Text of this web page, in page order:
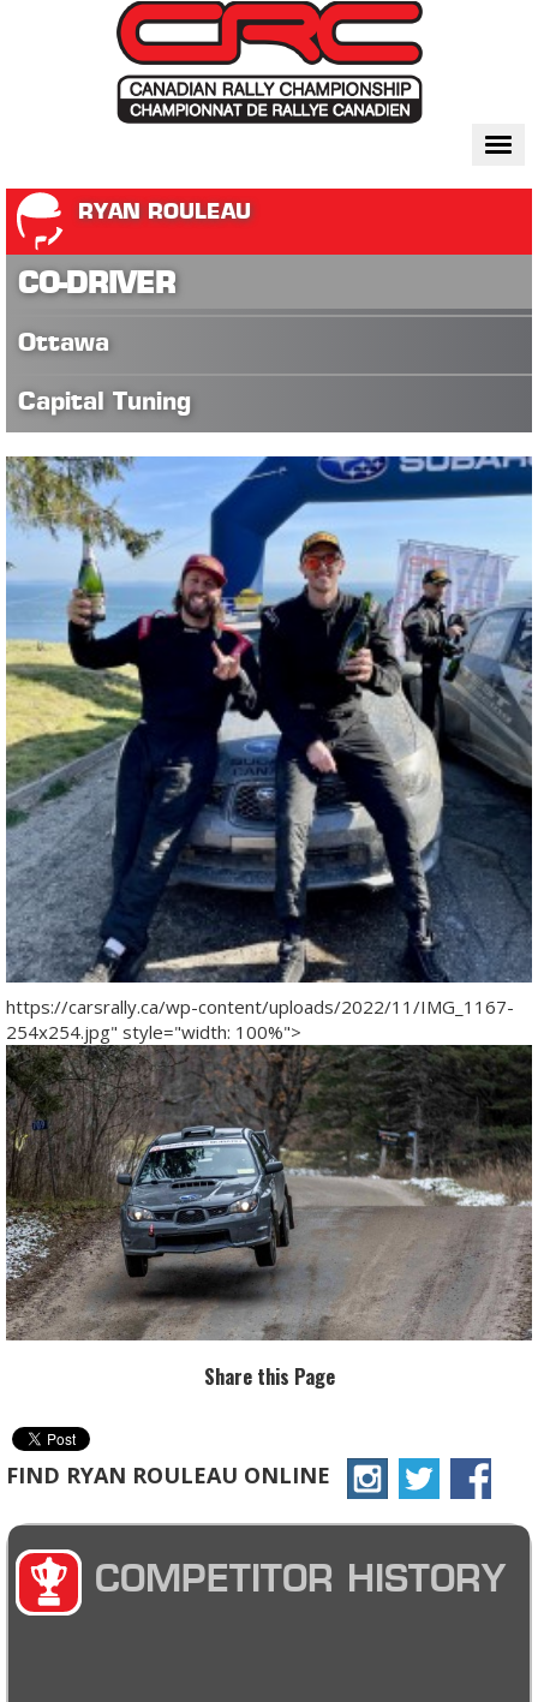
RYAN ROULEAU
CO-DRIVER
Ottawa
Capital Tuning
https://carsrally.ca/wp-content/uploads/2022/11/IMG_1167-
254x254.jpg" style="width: 100%">
Share this Page
FIND RYAN ROULEAU ONLINE
COMPETITOR HISTORY